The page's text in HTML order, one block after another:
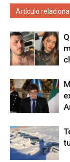
Artículo